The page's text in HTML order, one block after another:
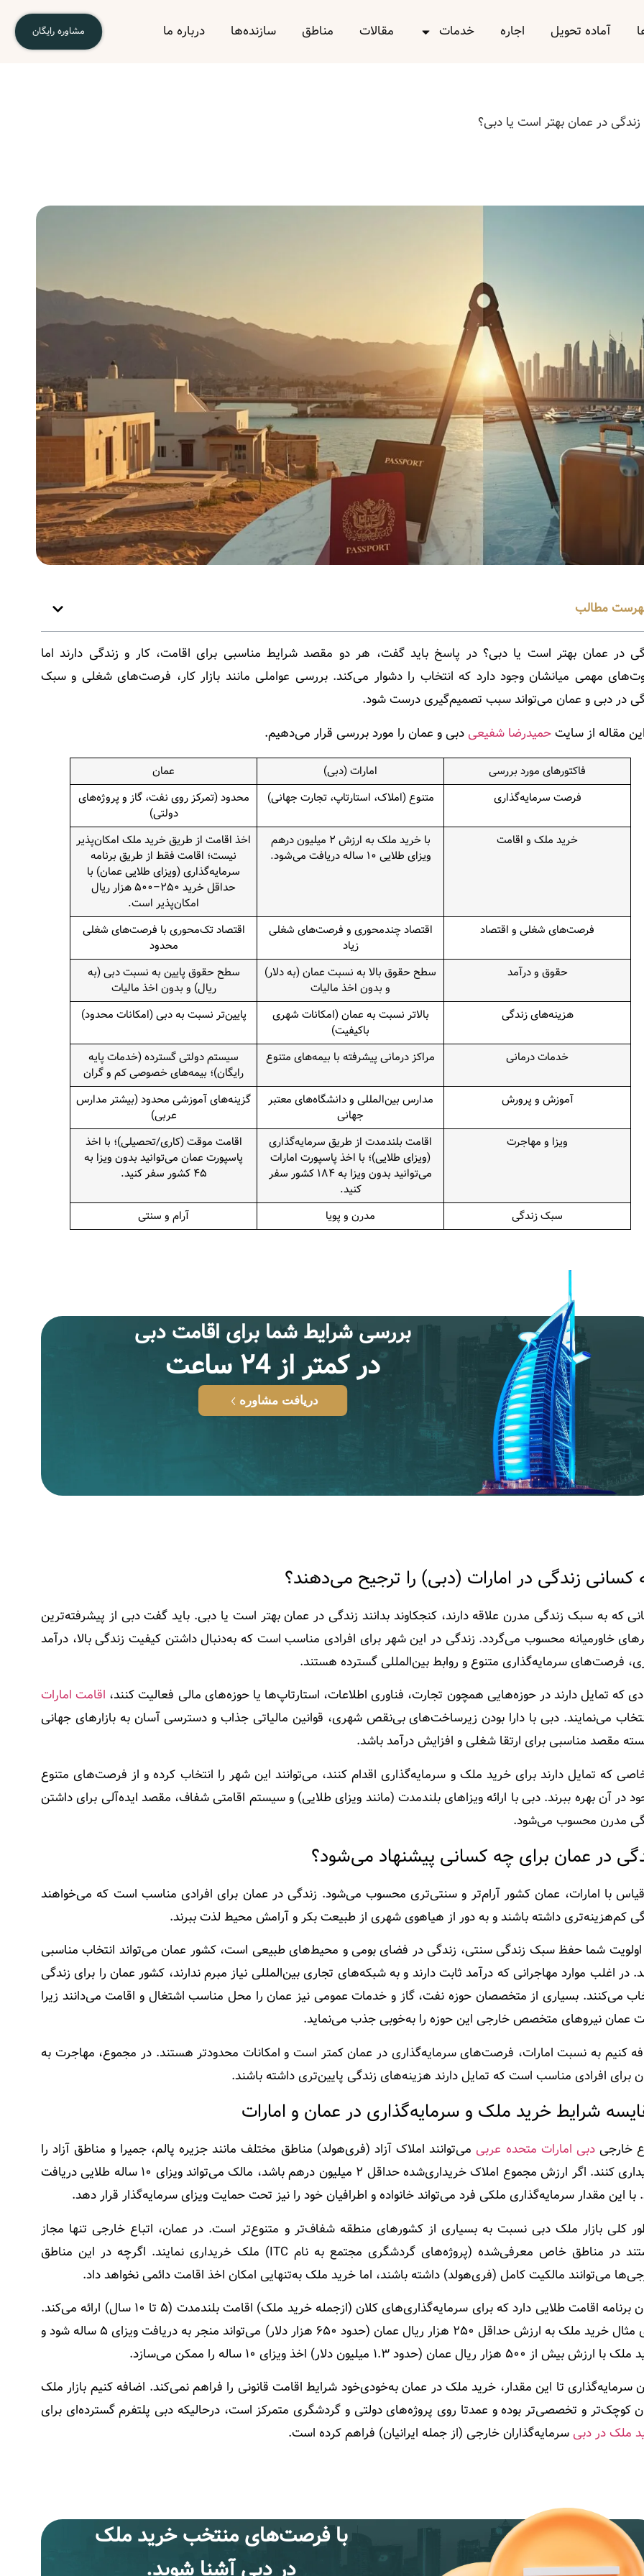
آماده تحویل اجاره خدمات مقالات مناطق سازنده‌ها درباره ما مشاوره رایگان
زندگی در عمان بهتر است یا دبی؟
مطالب
در عمان بهتر است یا دبی؟در پاسخ باید گفت، هر دو مقصد شرایط مناسبی برای اقامت، کار و زندگی دارند اما
مهمی میانشان وجود دارد که انتخاب را دشوار می‌کند. بررسی عواملی مانند بازار کار، فرصت‌های شغلی و سبک
در دبی و عمان می‌تواند سبب تصمیم‌گیری درست شود.
مقاله از سایتحمیدرضا شفیعی دبی و عمان را مورد بررسی قرار می‌دهیم.
فاکتورهای مورد بررسی امارات (دبی)
عمان
فرصت سرمایه‌گذاری
متنوع (املاک، استارتاپ، تجارت جهانی)
محدود (تمرکز روی نفت، گاز و پروژه‌های
دولتی)
خرید ملک و اقامت
با خرید ملک به ارزش ۲ میلیون درهم
ویزای طلایی ۱۰ ساله دریافت می‌شود.
اخذ اقامت از طریق خرید ملک امکان‌پذیر
نیست؛ اقامت فقط از طریق برنامه
سرمایه‌گذاری (ویزای طلایی عمان) با
حداقل خرید ۲۵۰–۵۰۰ هزار ریال
امکان‌پذیر است.
فرصت‌های شغلی و اقتصاد
اقتصاد چندمحوری و فرصت‌های شغلی
زیاد
اقتصاد تک‌محوری با فرصت‌های شغلی
محدود
حقوق و درآمد
سطح حقوق بالا به نسبت عمان (به دلار)
و بدون اخذ مالیات
سطح حقوق پایین‌ به نسبت دبی (به
ریال) و بدون اخذ مالیات
هزینه‌های زندگی
بالاتر نسبت به عمان (امکانات شهری
باکیفیت)
پایین‌تر نسبت به دبی (امکانات محدود)
خدمات درمانی مراکز درمانی پیشرفته با بیمه‌های متنوع
سیستم دولتی گسترده (خدمات پایه
رایگان)؛ بیمه‌های خصوصی کم و گران
آموزش و پرورش
مدارس بین‌المللی و دانشگاه‌های معتبر
جهانی
گزینه‌های آموزشی محدود (بیشتر مدارس
عربی)
ویزا و مهاجرت
اقامت بلندمدت از طریق سرمایه‌گذاری
(ویزای طلایی)؛ با اخذ پاسپورت امارات
می‌توانید بدون ویزا به ۱۸۴ کشور سفر
کنید.
اقامت موقت (کاری/تحصیلی)؛ با اخذ
پاسپورت عمان می‌توانید بدون ویزا به
۴۵ کشور سفر کنید.
سبک زندگی مدرن و پویا آرام و سنتی‌
بررسى شرايط شما براى اقامت دبى
در كمتر از ٢4 ساعت
دریافت مشاوره
کسانی زندگی در امارات (دبی) را ترجیح می‌دهند؟
که به سبک زندگی مدرن علاقه دارند، کنجکاوند بدانند زندگی در عمان بهتر است یا دبی. باید گفت دبی از پیشرفته‌ترین
خاورمیانه محسوب می‌گردد. زندگی در این شهر برای افرادی مناسب است که به‌دنبال داشتن کیفیت زندگی بالا، درآمد
فرصت‌های سرمایه‌گذاری متنوع و روابط بین‌المللی گسترده هستند.
که تمایل دارند در حوزه‌هایی همچون تجارت، فناوری اطلاعات، استارتاپ‌ها یا حوزه‌های مالی فعالیت کنند، اقامت امارات
می‌نمایند. دبی با دارا بودن زیرساخت‌های بی‌نقص شهری، قوانین مالیاتی جذاب و دسترسی آسان به بازارهای جهانی
مقصد مناسبی برای ارتقا شغلی و افزایش درآمد باشد.
که تمایل دارند برای خرید ملک و سرمایه‌گذاری اقدام کنند، می‌توانند این شهر را انتخاب کرده و از فرصت‌های متنوع
در آن بهره ببرند. دبی با ارائه ویزاهای بلندمدت (مانند ویزای طلایی) و سیستم اقامتی شفاف، مقصد ایده‌آلی برای داشتن
مدرن محسوب می‌شود.
در عمان برای چه کسانی پیشنهاد می‌شود؟
با امارات، عمان کشور آرام‌تر و سنتی‌تری محسوب می‌شود. زندگی در عمان برای افرادی مناسب است که می‌خواهند
کم‌هزینه‌تری داشته باشند و به دور از هیاهوی شهری از طبیعت بکر و آرامش محیط لذت ببرند.
اولویت شما حفظ سبک زندگی سنتی، زندگی در فضای بومی‌ و محیط‌های طبیعی است، کشور عمان می‌تواند انتخاب مناسبی
در اغلب موارد مهاجرانی که درآمد ثابت دارند و به شبکه‌های تجاری بین‌المللی نیاز مبرم ندارند، کشور عمان را برای زندگی
می‌کنند. بسیاری از متخصصان حوزه نفت، گاز و خدمات عمومی نیز عمان را محل مناسب اشتغال و اقامت می‌دانند زیرا
عمان نیروهای متخصص خارجی این حوزه را به‌خوبی جذب می‌نماید.
کنیم به نسبت امارات، فرصت‌های سرمایه‌گذاری در عمان کمتر است و امکانات محدودتر هستند. در مجموع، مهاجرت به
برای افرادی مناسب است که تمایل دارند هزینه‌های زندگی پایین‌تری داشته باشند.
شرایط خرید ملک و سرمایه‌گذاری در عمان و امارات
خارجی دبی امارات متحده عربی می‌توانند املاک آزاد (فری‌هولد) مناطق مختلف مانند جزیره پالم، جمیرا و مناطق آزاد را
خریداری کنند. اگر ارزش مجموع املاک خریداری‌شده حداقل ۲ میلیون درهم باشد، مالک می‌تواند ویزای ۱۰ ساله طلایی دریافت
با این مقدار سرمایه‌گذاری ملکی فرد می‌تواند خانواده و اطرافیان خود را نیز تحت حمایت ویزای سرمایه‌گذار قرار دهد.
کلی بازار ملک دبی نسبت به بسیاری از کشورهای منطقه شفاف‌تر و متنوع‌تر است. در عمان، اتباع خارجی تنها مجاز
هستند در مناطق خاص معرفی‌شده (پروژه‌های گردشگری مجتمع به نام ITC) ملک خریداری نمایند. اگرچه در این مناطق
می‌توانند مالکیت کامل (فری‌هولد) داشته باشند، اما خرید ملک به‌تنهایی امکان اخذ اقامت دائمی نخواهد داد.
عمان برنامه اقامت طلایی دارد که برای سرمایه‌گذاری‌های کلان (ازجمله خرید ملک) اقامت بلندمدت (۵ تا ۱۰ سال) ارائه می‌کند.
برای مثال خرید ملک به ارزش حداقل ۲۵۰ هزار ریال عمان (حدود ۶۵۰ هزار دلار) می‌تواند منجر به دریافت ویزای ۵ ساله شود و
بیش از ۵۰۰ هزار ریال عمان (حدود ۱.۳ میلیون دلار) اخذ ویزای ۱۰ ساله را ممکن می‌سازد.
سرمایه‌گذاری تا این مقدار، خرید ملک در عمان به‌خودی‌خود شرایط اقامت قانونی را فراهم نمی‌کند. اضافه کنیم بازار ملک
کوچک‌تر و تخصصی‌تر بوده و عمدتا روی پروژه‌های دولتی و گردشگری متمرکز است، درحالیکه دبی پلتفرم گسترده‌ای برای
ملک در دبی سرمایه‌گذاران خارجی (از جمله ایرانیان) فراهم کرده است.
با فرصت‌های منتخب خرید ملک
در دبی آشنا شوید.